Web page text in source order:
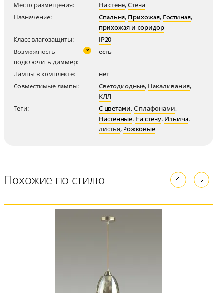
Место размещения: На стене,Стена
Назначение:
Спальня, Прихожая, Гостиная,
прихожая и коридор
Класс влагозащиты:
IP20
Возможность
подключить диммер:
? есть
Лампы в комплекте:
нет
Совместимые лампы:
Светодиодные, Накаливания,
КЛЛ
Теги:
С цветами,С плафонами,
Настенные, На стену, Ильича,
листья, Рожковые
Похожие по стилю